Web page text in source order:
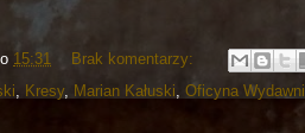
o 15:31
Brak komentarzy:
, Kresy, Marian Kałuski, Oficyna